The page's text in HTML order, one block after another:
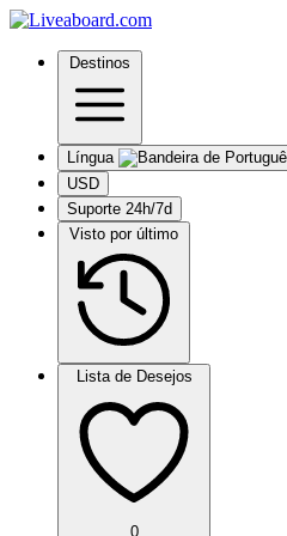
Destinos
Língua
USD
Suporte 24h/7d
Visto por último
Lista de Desejos
0